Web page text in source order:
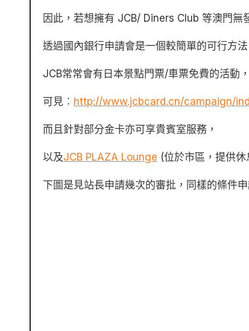
因此，若想擁有 JCB/ Diners Club 等澳門無
透過國內銀行申請會是一個較簡單的可行方法
JCB常常會有日本景點門票/車票免費的活動
可見︰ http://www.jcbcard.cn/campaign/
而且針對部分金卡亦可享貴賓室服務，
以及JCB PLAZA Lounge (位於市區，提供
下圖是見站長申請幾次的審批，同樣的條件